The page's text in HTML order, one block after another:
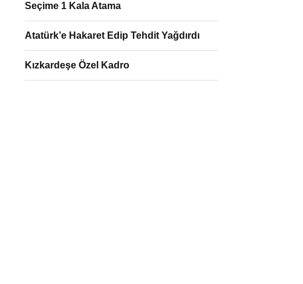
Seçime 1 Kala Atama
Atatürk’e Hakaret Edip Tehdit Yağdırdı
Kızkardeşe Özel Kadro